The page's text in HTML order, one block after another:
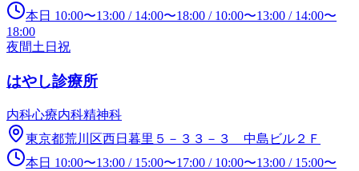
本日 10:00〜13:00 / 14:00〜18:00 / 10:00〜13:00 / 14:00〜
18:00
夜間土日祝
はやし診療所
内科心療内科精神科
東京都荒川区西日暮里５－３３－３ 中島ビル２Ｆ
本日 10:00〜13:00 / 15:00〜17:00 / 10:00〜13:00 / 15:00〜